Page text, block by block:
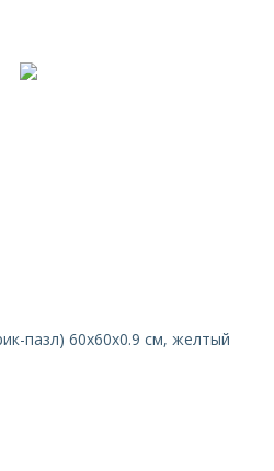
пазл) 60х60x0.9 см, желтый